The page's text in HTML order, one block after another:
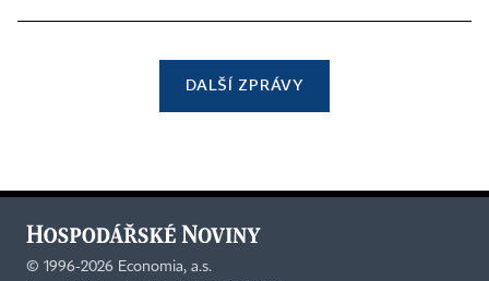
DALŠÍ ZPRÁVY
© 1996-2026 Economia, a.s.